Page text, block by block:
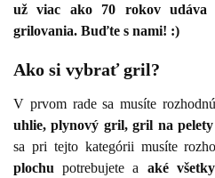
už viac ako 70 rokov udáva
grilovania. Buďte s nami! :)
Ako si vybrať gril?
V prvom rade sa musíte
uhlie, plynový gril, gril na
sa pri tejto kategórii musíte
plochu potrebujete a aké